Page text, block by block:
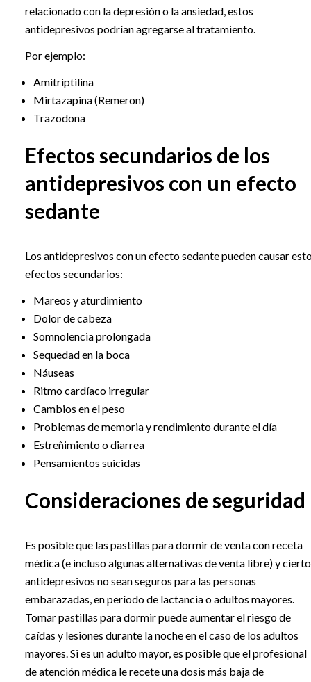
relacionado con la depresión o la ansiedad, estos
antidepresivos podrían agregarse al tratamiento.
Por ejemplo:
Amitriptilina
Mirtazapina (Remeron)
Trazodona
Efectos secundarios de los
antidepresivos con un efecto
sedante
Los antidepresivos con un efecto sedante pueden causar
efectos secundarios:
Mareos y aturdimiento
Dolor de cabeza
Somnolencia prolongada
Sequedad en la boca
Náuseas
Ritmo cardíaco irregular
Cambios en el peso
Problemas de memoria y rendimiento durante el día
Estreñimiento o diarrea
Pensamientos suicidas
Consideraciones de seguridad
Es posible que las pastillas para dormir de venta con receta
médica (e incluso algunas alternativas de venta libre) y
antidepresivos no sean seguros para las personas
embarazadas, en período de lactancia o adultos mayores.
Tomar pastillas para dormir puede aumentar el riesgo de
caídas y lesiones durante la noche en el caso de los adultos
mayores. Si es un adulto mayor, es posible que el profesional
de atención médica le recete una dosis más baja de